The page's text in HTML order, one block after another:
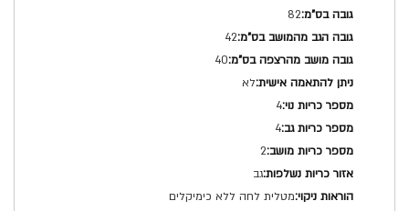
82
42
40
לא
4
4
2
גב
מטלית לחה ללא כימיקלים